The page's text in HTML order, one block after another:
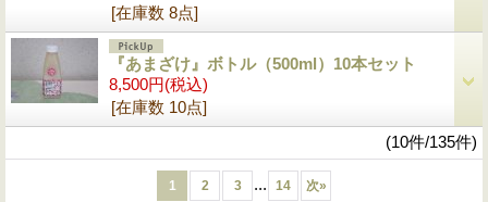
[在庫数 8点]
『あまざけ』ボトル（500ml）10本セット
8,500円(税込)
[在庫数 10点]
(10件/135件)
1 2 3 ... 14 次»